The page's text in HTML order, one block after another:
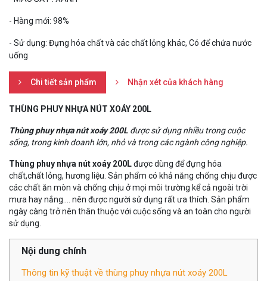
- Hàng mới: 98%
- Sử dụng: Đựng hóa chất và các chất lỏng khác, Có để chứa nước
uống
Chi tiết sản phẩm Nhận xét của khách hàng
THÙNG PHUY NHỰA NÚT XOÁY 200L
Thùng phuy nhựa nút xoáy 200L được sử dụng nhiều trong cuộc
sống, trong kinh doanh lớn, nhỏ và trong các ngành công nghiệp.
Thùng phuy nhựa nút xoáy 200Lđược dùng để đựng hóa
chất,chất lỏng, hương liệu. Sản phẩm có khả năng chống chịu được
các chất ăn mòn và chống chịu ở mọi môi trường kể cả ngoài trời
mưa hay nắng.... nên được người sử dụng rất ưa thích. Sản phẩm
ngày càng trở nên thân thuộc với cuộc sống và an toàn cho người
sử dụng.
Nội dung chính
Thông tin kỹ thuật về thùng phuy nhựa nút xoáy 200L